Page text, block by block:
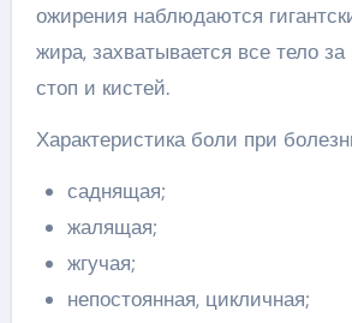
ожирения наблюдаются
жира, захватывается все тело
стоп и кистей.
Характеристика боли при
саднящая;
жалящая;
жгучая;
непостоянная, цикличная;